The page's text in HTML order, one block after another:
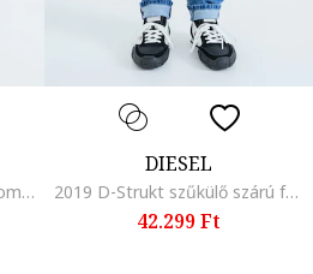
1993 D-Vyl farmernadrág gombokkal, Koptatott fekete
DIESEL
2019 D-Strukt szűkülő szárú farmernadrág, Kék
42.299 Ft